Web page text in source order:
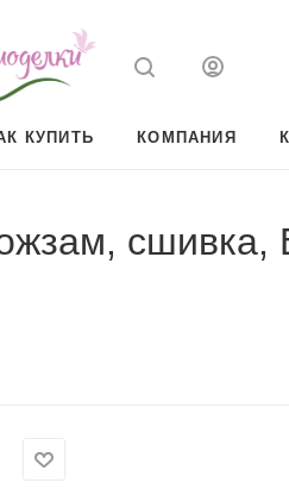
КУПИТЬ КОМПАНИЯ